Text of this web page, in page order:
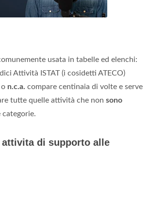
usata in tabelle ed elenchi:
Attività ISTAT (i cosidetti ATECO)
o n.c.a. compare centinaia di volte e serve
tutte quelle attività che non sono
di supporto alle